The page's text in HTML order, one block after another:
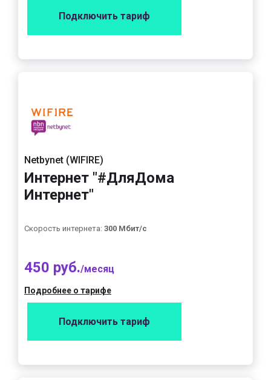
Подключить тариф
Netbynet (WIFIRE)
Интернет "#ДляДома
Интернет"
Скорость интернета: 300 Мбит/с
450 руб./месяц
Подробнее о тарифе
Подключить тариф